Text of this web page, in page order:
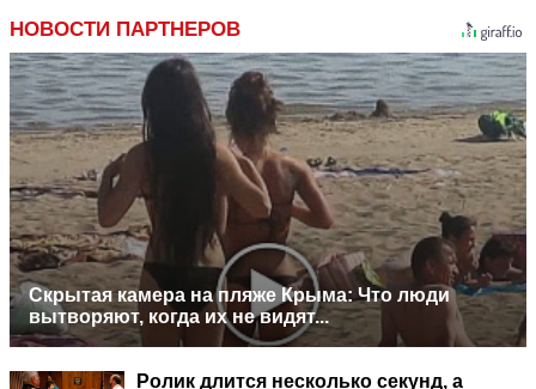
НОВОСТИ ПАРТНЕРОВ
Скрытая камера на пляже Крыма: Что люди
вытворяют, когда их не видят...
Ролик длится несколько секунд, а